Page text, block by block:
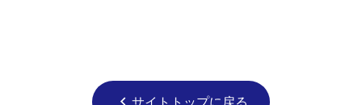
chevron_left